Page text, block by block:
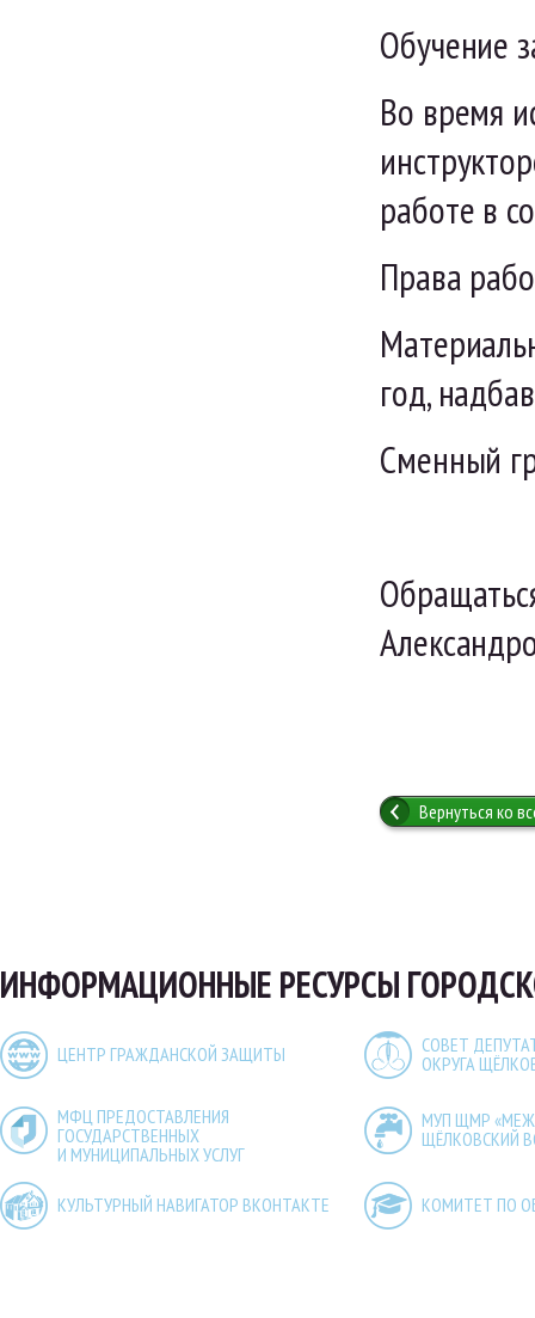
Обучение
Во время
работе в
Права
год,
Сменный
Вернуться ко
ИНФОРМАЦИОННЫЕ РЕСУРСЫ
ЦЕНТР ГРАЖДАНСКОЙ ЗАЩИТЫ
СОВЕТ
ОКРУГА
МФЦ ПРЕДОСТАВЛЕНИЯ
ГОСУДАРСТВЕННЫХ
И МУНИЦИПАЛЬНЫХ УСЛУГ
МУП ЩМР
ЩЁЛКОВСКИЙ
КУЛЬТУРНЫЙ НАВИГАТОР ВКОНТАКТЕ КОМИТЕТ ПО